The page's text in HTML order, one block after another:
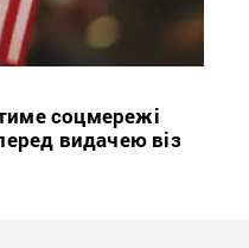
соцмережі
видачею віз